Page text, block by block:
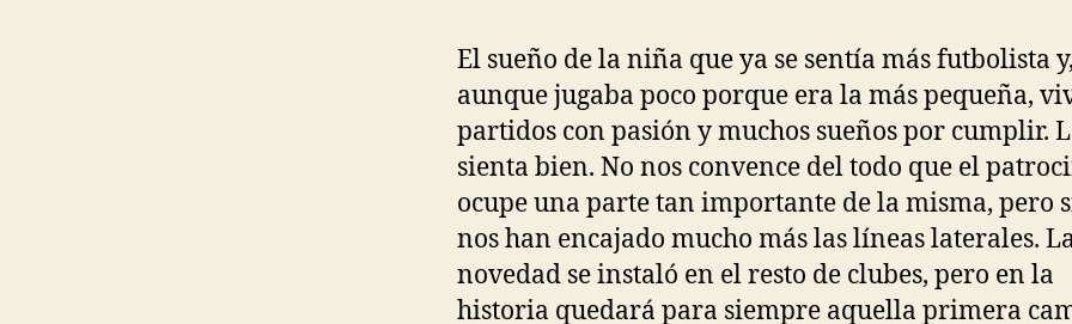
El sueño de la niña que ya se sentía más futbolista y,
aunque jugaba poco porque era la más pequeña,
partidos con pasión y muchos sueños por cumplir.
sienta bien. No nos convence del todo que el
ocupe una parte tan importante de la misma, pero
nos han encajado mucho más las líneas laterales.
novedad se instaló en el resto de clubes, pero en la
historia quedará para siempre aquella primera